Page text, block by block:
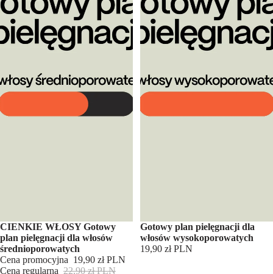
W promocji
CIENKIE WŁOSY Gotowy
plan pielęgnacji dla włosów
średnioporowatych
Cena promocyjna 19,90 zł PLN
Cena regularna 22,90 zł PLN
Gotowy plan pielęgnacji dla
włosów wysokoporowatych
19,90 zł PLN